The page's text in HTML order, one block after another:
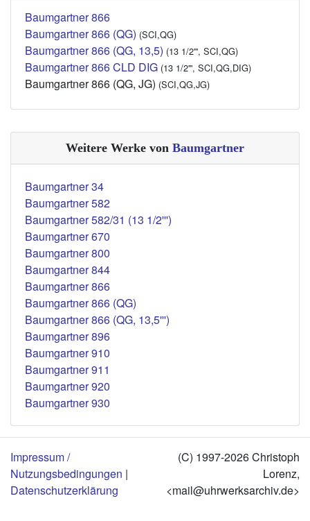
Baumgartner 866
Baumgartner 866 (QG) (SCI,QG)
Baumgartner 866 (QG, 13,5) (13 1/2''', SCI,QG)
Baumgartner 866 CLD DIG (13 1/2''', SCI,QG,DIG)
Baumgartner 866 (QG, JG) (SCI,QG,JG)
Weitere Werke von Baumgartner
Baumgartner 34
Baumgartner 582
Baumgartner 582/31 (13 1/2''')
Baumgartner 670
Baumgartner 800
Baumgartner 844
Baumgartner 866
Baumgartner 866 (QG)
Baumgartner 866 (QG, 13,5''')
Baumgartner 896
Baumgartner 910
Baumgartner 911
Baumgartner 920
Baumgartner 930
Impressum /
Nutzungsbedingungen |
Datenschutzerklärung
(C) 1997-2026 Christoph
Lorenz,
<mail@uhrwerksarchiv.de>